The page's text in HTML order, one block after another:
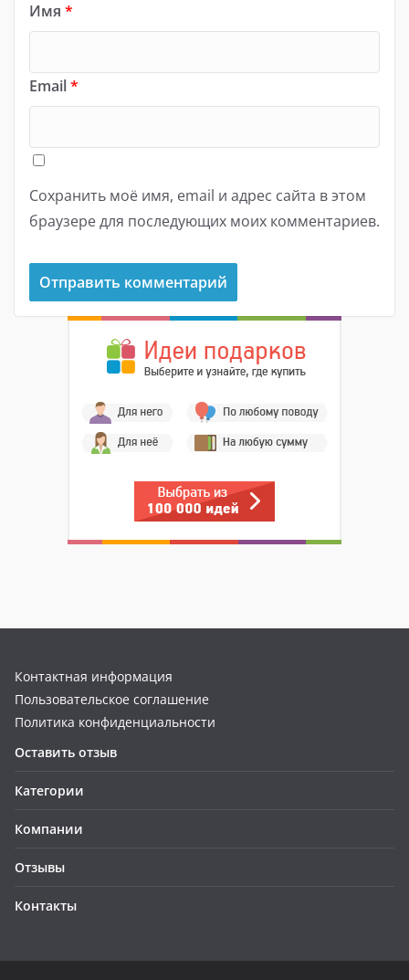
Имя *
Email*
Сохранить моё имя, email и адрес сайта в этом
браузере для последующих моих комментариев.
Контактная информация
Пользовательское соглашение
Политика конфиденциальности
Оставить отзыв
Категории
Компании
Отзывы
Контакты